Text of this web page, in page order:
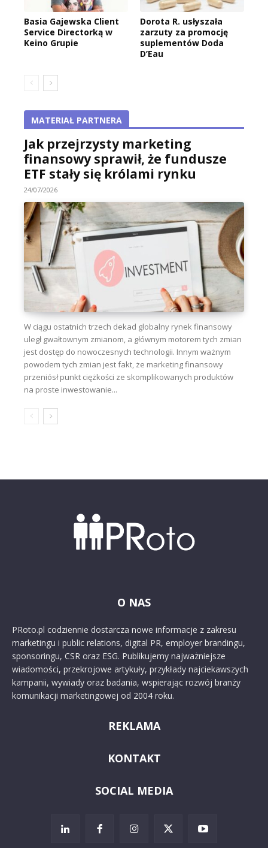
Basia Gajewska Client
Service Directorką w
Keino Grupie
Dorota R. usłyszała
zarzuty za promocję
suplementów Doda
D’Eau
MATERIAŁ PARTNERA
Jak przejrzysty marketing
finansowy sprawił, że fundusze
ETF stały się królami rynku
24/07/2026
W ciągu ostatnich trzech dekad globalny rynek finansowy
uległ gwałtownym zmianom, a głównym motorem tych zmian
jest dostęp do nowoczesnych technologii. Innym ważnym
powodem tych zmian jest fakt, że marketing finansowy
przeniósł punkt ciężkości ze skomplikowanych produktów
na proste inwestowanie...
O NAS
PRoto.pl codziennie dostarcza nowe informacje z zakresu
marketingu i public relations, digital PR, employer brandingu,
sponsoringu, CSR oraz ESG. Publikujemy najważniejsze
wiadomości, przekrojowe artykuły, przykłady najciekawszych
kampanii, wywiady oraz badania, wspierając rozwój branży
komunikacji marketingowej od 2004 roku.
REKLAMA
KONTAKT
SOCIAL MEDIA